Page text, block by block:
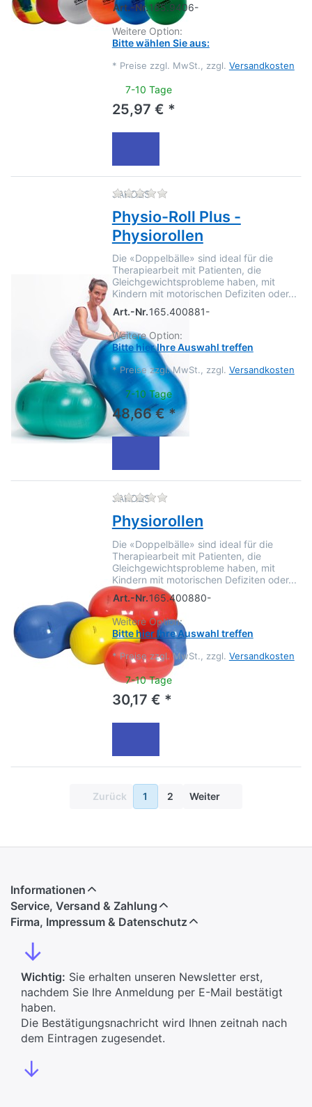
Art.-Nr.165.9406-
Weitere Option:
Bitte wählen Sie aus:
* Preise zzgl. MwSt., zzgl. Versandkosten
7-10 Tage
25,97 € *
JAKOBS Zu diesem Produkt liegen
Physio-Roll Plus -
Physiorollen
Die «Doppelbälle» sind ideal für die
Therapiearbeit mit Patienten, die
Gleichgewichtsprobleme haben, mit
Kindern mit motorischen Defiziten oder...
Art.-Nr.165.400881-
Weitere Option:
Bitte hier Ihre Auswahl treffen
* Preise zzgl. MwSt., zzgl. Versandkosten
7-10 Tage
48,66 € *
JAKOBS Zu diesem Produkt liegen
Physiorollen
Die «Doppelbälle» sind ideal für die
Therapiearbeit mit Patienten, die
Gleichgewichtsprobleme haben, mit
Kindern mit motorischen Defiziten oder...
Art.-Nr.165.400880-
Weitere Option:
Bitte hier Ihre Auswahl treffen
* Preise zzgl. MwSt., zzgl. Versandkosten
7-10 Tage
30,17 € *
Zurück 1 2 Weiter
Informationen
Service, Versand & Zahlung
Firma, Impressum & Datenschutz
↓
Wichtig: Sie erhalten unseren Newsletter erst,
nachdem Sie Ihre Anmeldung per E-Mail bestätigt
haben.
Die Bestätigungsnachricht wird Ihnen zeitnah nach
dem Eintragen zugesendet.
↓